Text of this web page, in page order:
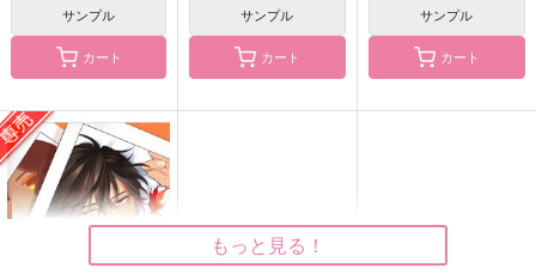
俺の同室が2人い
る！？の段
はいいろうさぎ
食満留三郎×善法寺伊作
寿嶺二×カミュ 660
冨岡義勇
サンプル
カート
サンプル
カート
サンプル
カート
もっと見る！